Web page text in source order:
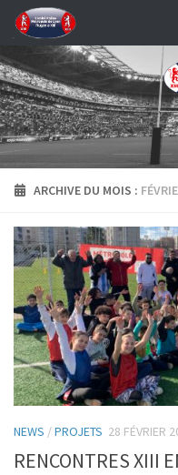
Skip to content
ARCHIVE DU MOIS :
NEWS /PROJETS 28 FÉVRIER
RENCONTRES XIII